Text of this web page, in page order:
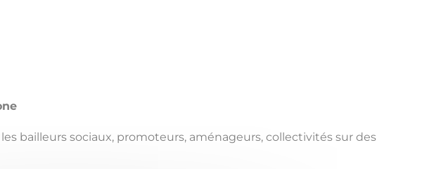
bailleurs sociaux, promoteurs, aménageurs, collectivités sur des